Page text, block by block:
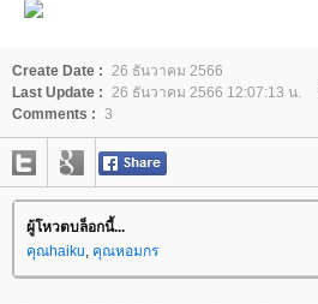
Create Date : 26 ธันวาคม 2566
Last Update : 26 ธันวาคม 2566 12:07:13 น.
Comments : 3
ผู้โหวตบล็อกนี้...
คุณhaiku, คุณหอมกร